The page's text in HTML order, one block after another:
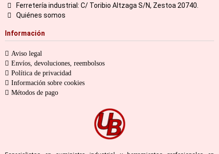
Ferretería industrial: C/ Toribio Altzaga S/N, Zestoa 20740.
Quiénes somos
Información
Aviso legal
Envíos, devoluciones, reembolsos
Política de privacidad
Información sobre cookies
Métodos de pago